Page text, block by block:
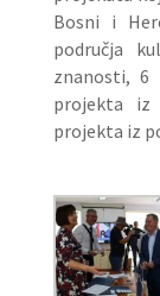
Bosni i
područja
znanosti, 6
projekta iz
projekta iz